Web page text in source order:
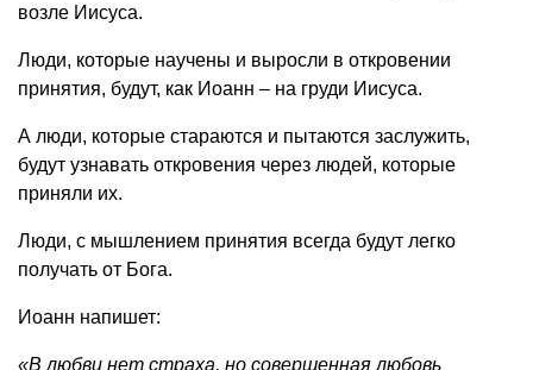
возле Иисуса.
Люди, которые научены и выросли в откровении
принятия, будут, как Иоанн – на груди Иисуса.
А люди, которые стараются и пытаются заслужить,
будут узнавать откровения через людей, которые
приняли их.
Люди, с мышлением принятия всегда будут легко
получать от Бога.
Иоанн напишет:
«В любви нет страха, но совершенная любовь